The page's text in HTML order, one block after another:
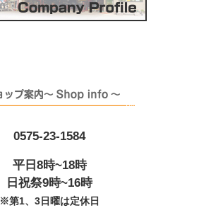
0575-23-1584
平日8時~18時
日祝祭9時~16時
※第1、3日曜は定休日